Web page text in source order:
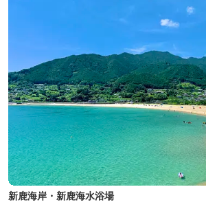
新鹿海岸・新鹿海水浴場